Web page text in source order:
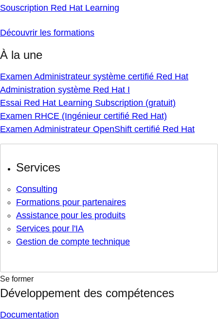
Souscription Red Hat Learning
Découvrir les formations
À la une
Examen Administrateur système certifié Red Hat
Administration système Red Hat I
Essai Red Hat Learning Subscription (gratuit)
Examen RHCE (Ingénieur certifié Red Hat)
Examen Administrateur OpenShift certifié Red Hat
Services
Consulting
Formations pour partenaires
Assistance pour les produits
Services pour l'IA
Gestion de compte technique
Se former
Développement des compétences
Documentation